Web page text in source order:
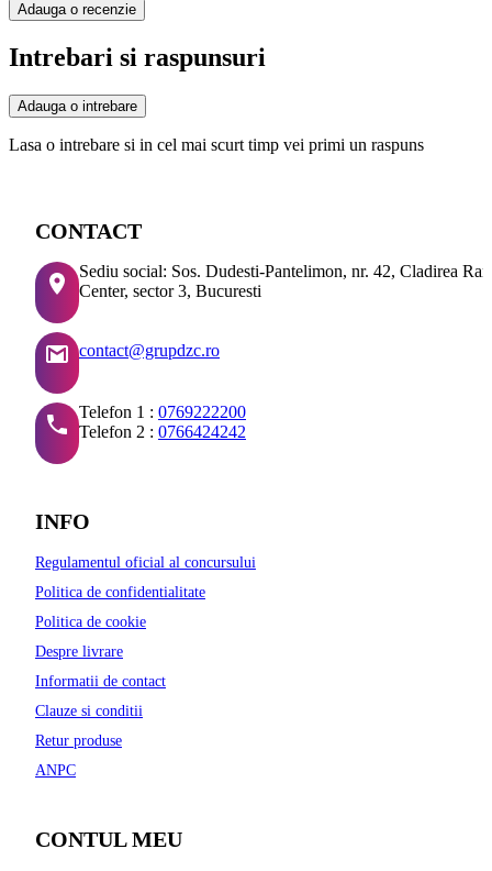
Adauga o recenzie
Intrebari si raspunsuri
Adauga o intrebare
Lasa o intrebare si in cel mai scurt timp vei primi un raspuns
CONTACT
Sediu social: Sos. Dudesti-Pantelimon, nr. 42, Cladirea
Center, sector 3, Bucuresti
contact@grupdzc.ro
Telefon 1 : 0769222200
Telefon 2 : 0766424242
INFO
Regulamentul oficial al concursului
Politica de confidentialitate
Politica de cookie
Despre livrare
Informatii de contact
Clauze si conditii
Retur produse
ANPC
CONTUL MEU